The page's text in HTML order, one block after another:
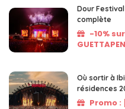
Dour
complète
-10%
GUETTAPEN
Où sortir à
résidences
Promo :